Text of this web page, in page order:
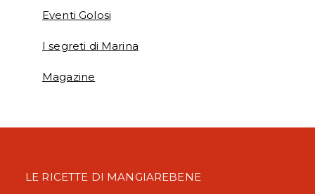
Eventi Golosi
I segreti di Marina
Magazine
LE RICETTE DI MANGIAREBENE